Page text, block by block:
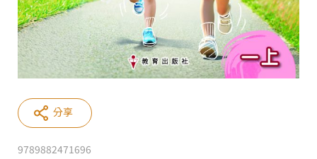
9789882471696
分享